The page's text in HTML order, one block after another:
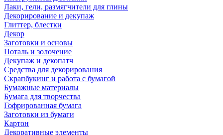
Лаки, гели, размягчители для глины
Декорирование и декупаж
Глиттер, блестки
Декор
Заготовки и основы
Поталь и золочение
Декупаж и декопатч
Средства для декорирования
Скрапбукинг и работа с бумагой
Бумажные материалы
Бумага для творчества
Гофрированная бумага
Заготовки из бумаги
Картон
Декоративные элементы